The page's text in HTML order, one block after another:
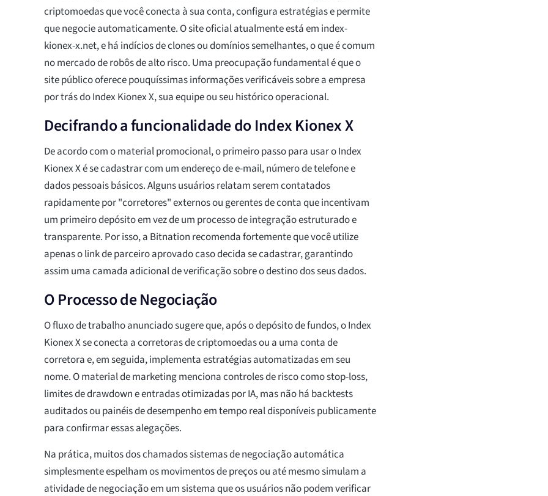
criptomoedas que você conecta à sua conta, configura estratégias e permite
que negocie automaticamente. O site oficial atualmente está em index-
kionex-x.net, e há indícios de clones ou domínios semelhantes, o que é comum
no mercado de robôs de alto risco. Uma preocupação fundamental é que o
site público oferece pouquíssimas informações verificáveis sobre a empresa
por trás do Index Kionex X, sua equipe ou seu histórico operacional.
Decifrando a funcionalidade do Index Kionex X
De acordo com o material promocional, o primeiro passo para usar o Index
Kionex X é se cadastrar com um endereço de e-mail, número de telefone e
dados pessoais básicos. Alguns usuários relatam serem contatados
rapidamente por "corretores" externos ou gerentes de conta que incentivam
um primeiro depósito em vez de um processo de integração estruturado e
transparente. Por isso, a Bitnation recomenda fortemente que você utilize
apenas o link de parceiro aprovado caso decida se cadastrar, garantindo
assim uma camada adicional de verificação sobre o destino dos seus dados.
O Processo de Negociação
O fluxo de trabalho anunciado sugere que, após o depósito de fundos, o Index
Kionex X se conecta a corretoras de criptomoedas ou a uma conta de
corretora e, em seguida, implementa estratégias automatizadas em seu
nome. O material de marketing menciona controles de risco como stop-loss,
limites de drawdown e entradas otimizadas por IA, mas não há backtests
auditados ou painéis de desempenho em tempo real disponíveis publicamente
para confirmar essas alegações.
Na prática, muitos dos chamados sistemas de negociação automática
simplesmente espelham os movimentos de preços ou até mesmo simulam a
atividade de negociação em um sistema que os usuários não podem verificar